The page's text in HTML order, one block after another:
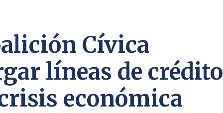
Cívica
líneas de crédito
económica